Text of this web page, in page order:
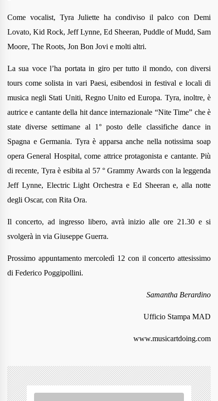
Come vocalist, Tyra Juliette ha condiviso il palco con Demi
Lovato, Kid Rock, Jeff Lynne, Ed Sheeran, Puddle of Mudd, Sam
Moore, The Roots, Jon Bon Jovi e molti altri.
La sua voce l’ha portata in giro per tutto il mondo, con diversi
tours come solista in vari Paesi, esibendosi in festival e locali di
musica negli Stati Uniti, Regno Unito ed Europa. Tyra, inoltre, è
autrice e cantante della hit dance internazionale “Nite Time” che è
state diverse settimane al 1° posto delle classifiche dance in
Spagna e Germania. Tyra è apparsa anche nella notissima soap
opera General Hospital, come attrice protagonista e cantante. Più
di recente, Tyra è esibita al 57 ° Grammy Awards con la leggenda
Jeff Lynne, Electric Light Orchestra e Ed Sheeran e, alla notte
degli Oscar, con Rita Ora.
Il concerto, ad ingresso libero, avrà inizio alle ore 21.30 e si
svolgerà in via Giuseppe Guerra.
Prossimo appuntamento mercoledì 12 con il concerto attesissimo
di Federico Poggipollini.
Samantha Berardino
Ufficio Stampa MAD
www.musicartdoing.com